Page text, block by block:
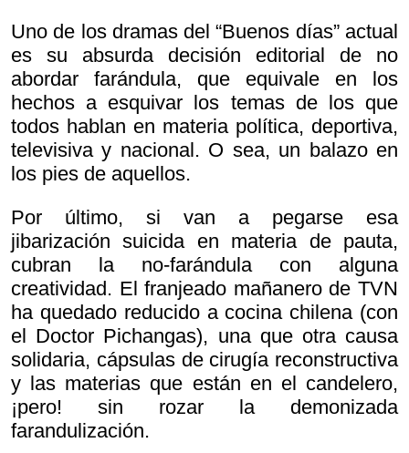
Uno de los dramas del “Buenos días” actual
es su absurda decisión editorial de no
abordar farándula, que equivale en los
hechos a esquivar los temas de los que
todos hablan en materia política, deportiva,
televisiva y nacional. O sea, un balazo en
los pies de aquellos.
Por último, si van a pegarse esa
jibarización suicida en materia de pauta,
cubran la no-farándula con alguna
creatividad. El franjeado mañanero de TVN
ha quedado reducido a cocina chilena (con
el Doctor Pichangas), una que otra causa
solidaria, cápsulas de cirugía reconstructiva
y las materias que están en el candelero,
¡pero! sin rozar la demonizada
farandulización.